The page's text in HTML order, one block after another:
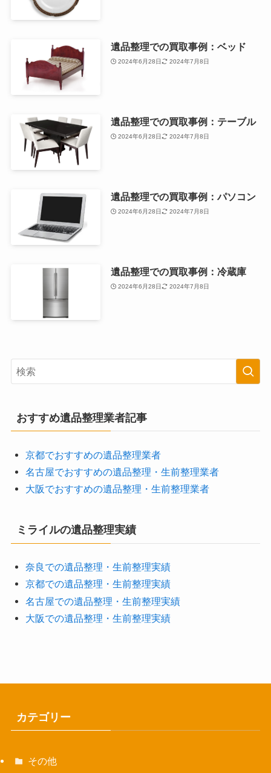
遺品整理での買取事例：ベッド
2024年6月28日 2024年7月8日
遺品整理での買取事例：テーブル
2024年6月28日 2024年7月8日
遺品整理での買取事例：パソコン
2024年6月28日 2024年7月8日
遺品整理での買取事例：冷蔵庫
2024年6月28日 2024年7月8日
おすすめ遺品整理業者記事
京都でおすすめの遺品整理業者
名古屋でおすすめの遺品整理・生前整理業者
大阪でおすすめの遺品整理・生前整理業者
ミライルの遺品整理実績
奈良での遺品整理・生前整理実績
京都での遺品整理・生前整理実績
名古屋での遺品整理・生前整理実績
大阪での遺品整理・生前整理実績
カテゴリー
その他